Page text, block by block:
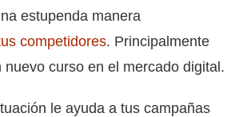
estupenda manera
competidores. Principalmente
nuevo curso en el mercado digital.
le ayuda a tus campañas